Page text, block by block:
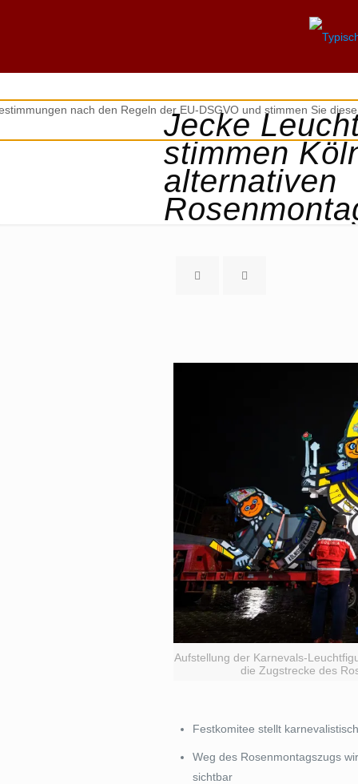
Jecke
stimmen
alternativen
Aufstellung der Karnevals-
die Zugstrecke des
Festkomitee stellt
Weg des Rosenmontagszugs
sichtbar
nach den Regeln der EU-DSGVO und stimmen Sie